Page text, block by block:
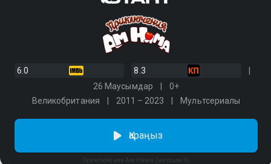
6.0
8.3
26 Маусымдар
0+
Великобритания
2011 – 2023 Мультсериалы
Приключения Ам Няма (маусым 9)
Қараңыз